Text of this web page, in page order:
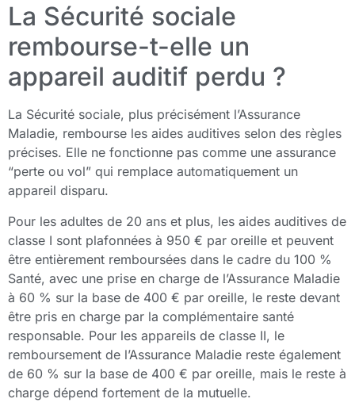
La Sécurité sociale
rembourse-t-elle un
appareil auditif perdu ?
La Sécurité sociale, plus précisément l’Assurance
Maladie, rembourse les aides auditives selon des règles
précises. Elle ne fonctionne pas comme une assurance
“perte ou vol” qui remplace automatiquement un
appareil disparu.
Pour les adultes de 20 ans et plus, les aides auditives de
classe I sont plafonnées à 950 € par oreille et peuvent
être entièrement remboursées dans le cadre du 100 %
Santé, avec une prise en charge de l’Assurance Maladie
à 60 % sur la base de 400 € par oreille, le reste devant
être pris en charge par la complémentaire santé
responsable. Pour les appareils de classe II, le
remboursement de l’Assurance Maladie reste également
de 60 % sur la base de 400 € par oreille, mais le reste à
charge dépend fortement de la mutuelle.